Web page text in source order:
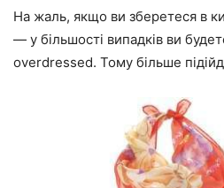
На жаль, якщо ви зберетеся в
— у більшості випадків ви
overdressed. Тому більше